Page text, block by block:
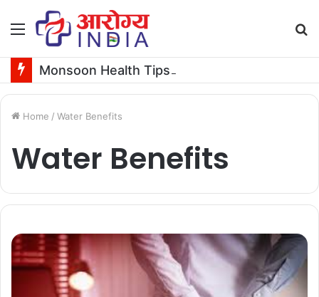
Menu
Home / Water Benefits
Water Benefits